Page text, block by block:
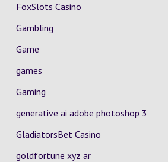
FoxSlots Casino
Gambling
Game
games
Gaming
generative ai adobe photoshop 3
GladiatorsBet Casino
goldfortune xyz ar